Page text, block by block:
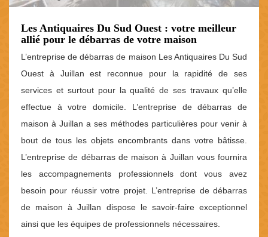
Les Antiquaires Du Sud Ouest : votre meilleur
allié pour le débarras de votre maison
L’entreprise de débarras de maison Les Antiquaires Du Sud
Ouest à Juillan est reconnue pour la rapidité de ses
services et surtout pour la qualité de ses travaux qu’elle
effectue à votre domicile. L’entreprise de débarras de
maison à Juillan a ses méthodes particulières pour venir à
bout de tous les objets encombrants dans votre bâtisse.
L’entreprise de débarras de maison à Juillan vous fournira
les accompagnements professionnels dont vous avez
besoin pour réussir votre projet. L’entreprise de débarras
de maison à Juillan dispose le savoir-faire exceptionnel
ainsi que les équipes de professionnels nécessaires.